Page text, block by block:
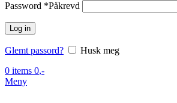
Password *Påkrevd
Log in
Glemt passord?
Husk meg
0 items 0,-
Meny